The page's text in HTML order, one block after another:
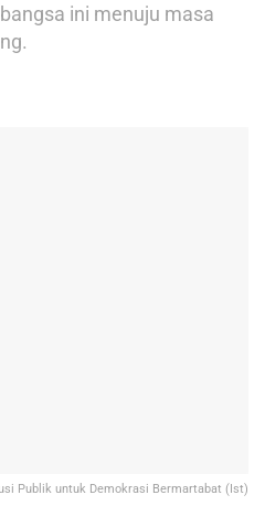
ini menuju masa
Publik untuk Demokrasi Bermartabat (Ist)